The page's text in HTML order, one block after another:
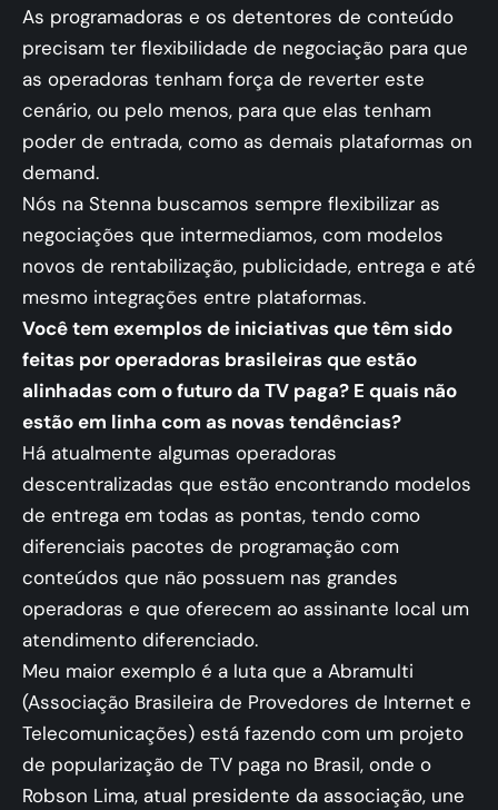
As programadoras e os detentores de conteúdo
precisam ter flexibilidade de negociação para que
as operadoras tenham força de reverter este
cenário, ou pelo menos, para que elas tenham
poder de entrada, como as demais plataformas on
demand.
Nós na Stenna buscamos sempre flexibilizar as
negociações que intermediamos, com modelos
novos de rentabilização, publicidade, entrega e até
mesmo integrações entre plataformas.
Você tem exemplos de iniciativas que têm sido
feitas por operadoras brasileiras que estão
alinhadas com o futuro da TV paga? E quais não
estão em linha com as novas tendências?
Há atualmente algumas operadoras
descentralizadas que estão encontrando modelos
de entrega em todas as pontas, tendo como
diferenciais pacotes de programação com
conteúdos que não possuem nas grandes
operadoras e que oferecem ao assinante local um
atendimento diferenciado.
Meu maior exemplo é a luta que a Abramulti
(Associação Brasileira de Provedores de Internet e
Telecomunicações) está fazendo com um projeto
de popularização de TV paga no Brasil, onde o
Robson Lima, atual presidente da associação, une